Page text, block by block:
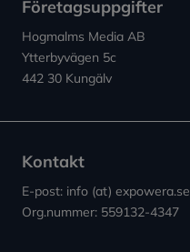
Företagsuppgifter
Hogmalms Media AB
Ytterbyvägen 5c
442 30 Kungälv
Kontakt
E-post: info (at) expowera.se
Org.nummer: 559132-4347